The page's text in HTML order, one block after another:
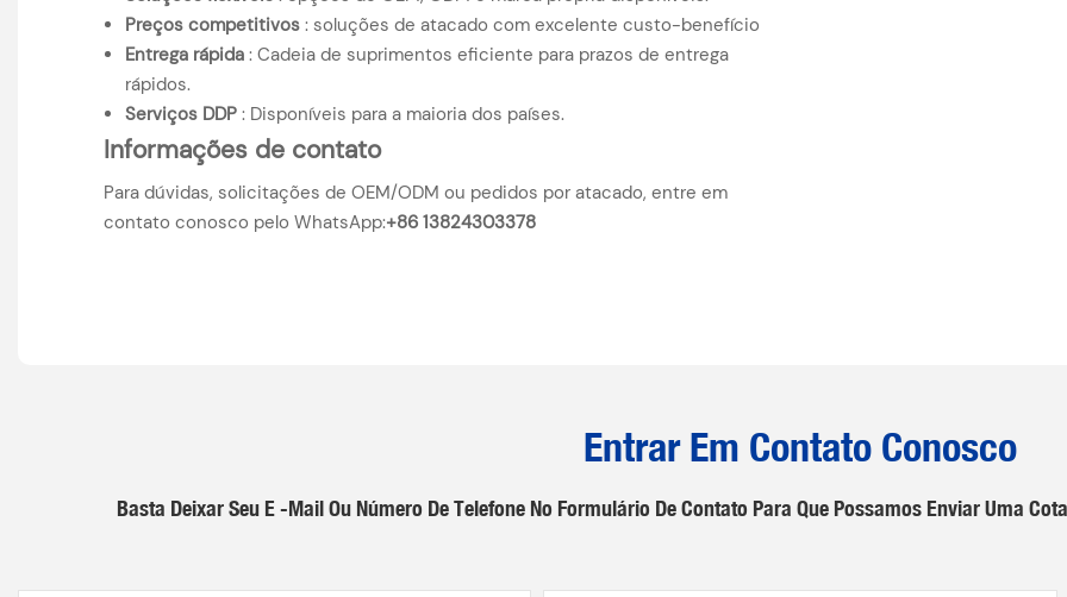
Preços competitivos: soluções de atacado com excelente custo-benefício
Entrega rápida: Cadeia de suprimentos eficiente para prazos de entrega
rápidos.
Serviços DDP: Disponíveis para a maioria dos países.
Informações de contato
Para dúvidas, solicitações de OEM/ODM ou pedidos por atacado, entre em
contato conosco pelo WhatsApp:+86 13824303378
Entrar Em Contato Conosco
Basta Deixar Seu E -mail Ou Número De Telefone No Formulário De Contato Para Que Possamos Enviar Uma